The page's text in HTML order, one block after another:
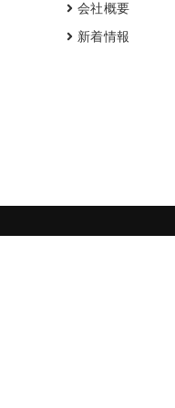
会社概要
新着情報